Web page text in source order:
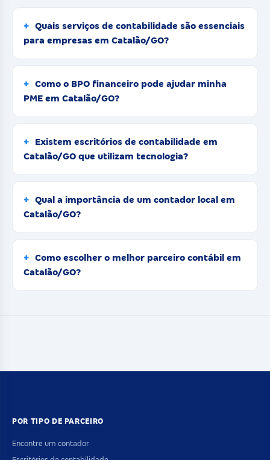
Quais serviços de contabilidade são essenciais
para empresas em Catalão/GO?
Como o BPO financeiro pode ajudar minha
PME em Catalão/GO?
Existem escritórios de contabilidade em
Catalão/GO que utilizam tecnologia?
Qual a importância de um contador local em
Catalão/GO?
Como escolher o melhor parceiro contábil em
Catalão/GO?
POR TIPO DE PARCEIRO
Encontre um contador